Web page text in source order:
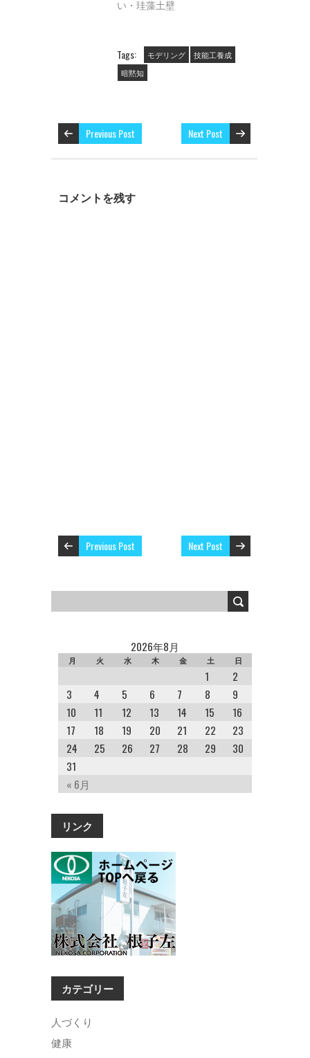
開 新
ン
ド
い・珪藻土壁
Tags: モデリング
技能工養成
暗黙知
Previous Post Next Post
コメントを残す
Previous Post Next Post
2026年8月
月 火 水 木 金 土 日
« 6月
1
2
3
4 5 6 7 8
9
10
11 12 13 14 15
16
17
18 19 20 21 22
23
24
25 26 27 28 29
30
31
リンク
カテゴリー
人づくり
健康